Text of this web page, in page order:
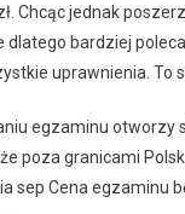
Chcąc jednak
dlatego bardziej
uprawnienia. To
egzaminu
poza granicami
sep Cena egzaminu